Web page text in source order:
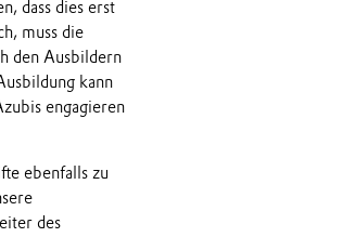
dass dies erst
muss die
den Ausbildern
kann
engagieren
ebenfalls zu
des